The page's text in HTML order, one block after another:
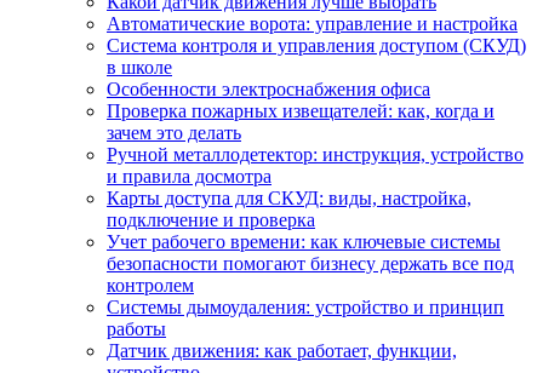
Автоматические ворота: управление и настройка
Система контроля и управления доступом (СКУД)
в школе
Особенности электроснабжения офиса
Проверка пожарных извещателей: как, когда и
зачем это делать
Ручной металлодетектор: инструкция, устройство
и правила досмотра
Карты доступа для СКУД: виды, настройка,
подключение и проверка
Учет рабочего времени: как ключевые системы
безопасности помогают бизнесу держать все под
контролем
Системы дымоудаления: устройство и принцип
работы
Датчик движения: как работает, функции,